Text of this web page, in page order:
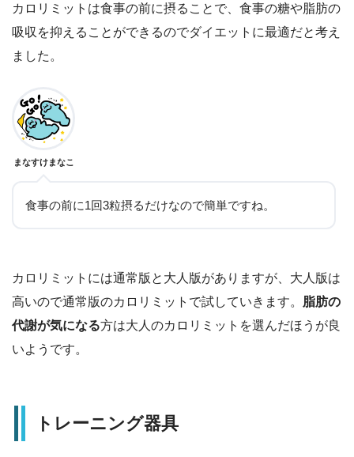
カロリミットは食事の前に摂ることで、食事の糖や脂肪の
吸収を抑えることができるのでダイエットに最適だと考え
ました。
まなすけまなこ
食事の前に1回3粒摂るだけなので簡単ですね。
カロリミットには通常版と大人版がありますが、大人版は
高いので通常版のカロリミットで試していきます。 脂肪の
代謝が気になる方は大人のカロリミットを選んだほうが良
いようです。
トレーニング器具